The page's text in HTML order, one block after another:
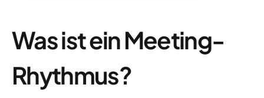
Was ist ein Meeting-
Rhythmus?